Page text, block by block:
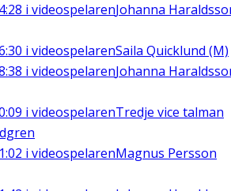
i videospelarenJohanna
i videospelarenSaila Quicklund (M)
i videospelarenJohanna
i videospelarenTredje vice talman
i videospelarenMagnus Persson